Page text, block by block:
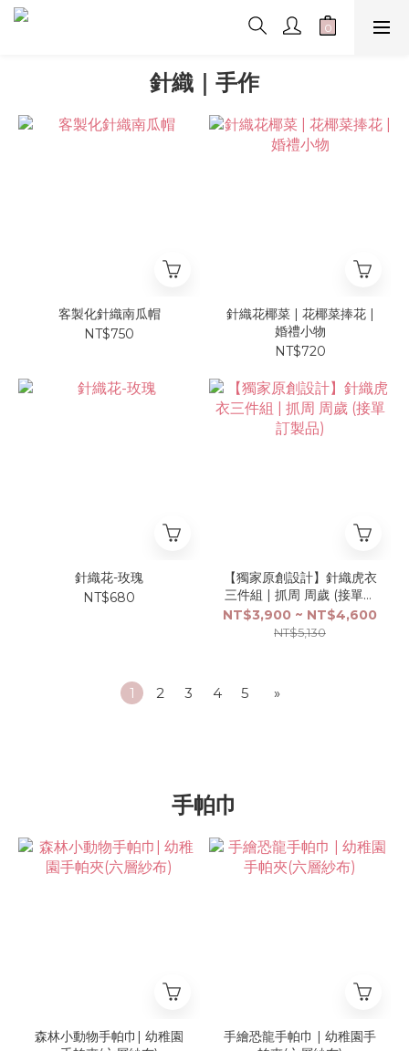
針織｜手作
客製化針織南瓜帽
NT$750
針織花椰菜 | 花椰菜捧花 |
婚禮小物
NT$720
針織花-玫瑰
NT$680
【獨家原創設計】針織虎衣
三件組 | 抓周 周歲 (接單訂
製品)
NT$3,900 ~ NT$4,600
NT$5,130
1 2 3 4 5 »
手帕巾
森林小動物手帕巾| 幼稚園
手繪恐龍手帕巾 | 幼稚園手